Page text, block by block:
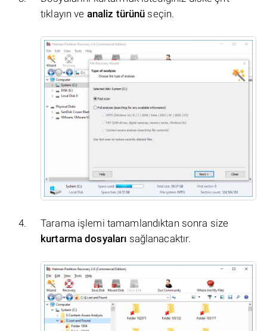
tıklayın ve analiz türünü seçin.
Tarama işlemi tamamlandıktan sonra size
kurtarma dosyaları sağlanacaktır.